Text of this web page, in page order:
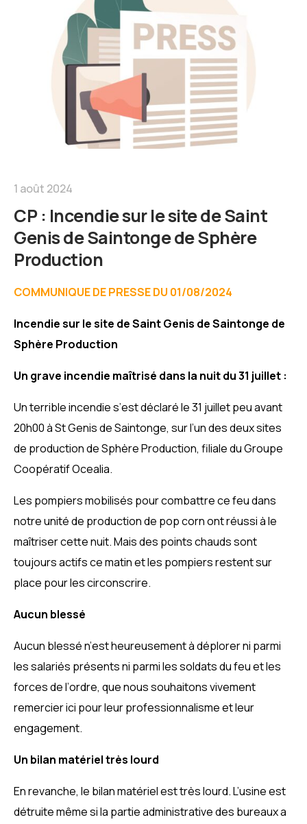
1 août 2024
CP : Incendie sur le site de Saint
Genis de Saintonge de Sphère
Production
COMMUNIQUE DE PRESSE DU 01/08/2024
Incendie sur le site de Saint Genis de Saintonge de
Sphère Production
Un grave incendie maîtrisé dans la nuit du 31 juillet :
Un terrible incendie s’est déclaré le 31 juillet peu avant
20h00 à St Genis de Saintonge, sur l’un des deux sites
de production de Sphère Production, filiale du Groupe
Coopératif Ocealia.
Les pompiers mobilisés pour combattre ce feu dans
notre unité de production de pop corn ont réussi à le
maîtriser cette nuit. Mais des points chauds sont
toujours actifs ce matin et les pompiers restent sur
place pour les circonscrire.
Aucun blessé
Aucun blessé n’est heureusement à déplorer ni parmi
les salariés présents ni parmi les soldats du feu et les
forces de l’ordre, que nous souhaitons vivement
remercier ici pour leur professionnalisme et leur
engagement.
Un bilan matériel très lourd
En revanche, le bilan matériel est très lourd. L’usine est
détruite même si la partie administrative des bureaux a